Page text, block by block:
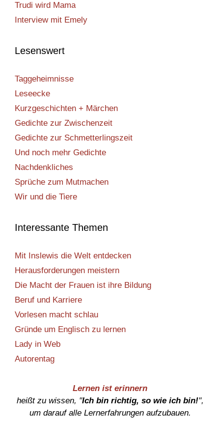
Trudi wird Mama
Interview mit Emely
Lesenswert
Taggeheimnisse
Leseecke
Kurzgeschichten + Märchen
Gedichte zur Zwischenzeit
Gedichte zur Schmetterlingszeit
Und noch mehr Gedichte
Nachdenkliches
Sprüche zum Mutmachen
Wir und die Tiere
Interessante Themen
Mit Inslewis die Welt entdecken
Herausforderungen meistern
Die Macht der Frauen ist ihre Bildung
Beruf und Karriere
Vorlesen macht schlau
Gründe um Englisch zu lernen
Lady in Web
Autorentag
Lernen ist erinnern
heißt zu wissen, "Ich bin richtig, so wie ich bin!",
um darauf alle Lernerfahrungen aufzubauen.